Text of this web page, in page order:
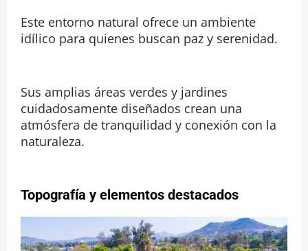
Este entorno natural ofrece un ambiente
idílico para quienes buscan paz y serenidad.
Sus amplias áreas verdes y jardines
cuidadosamente diseñados crean una
atmósfera de tranquilidad y conexión con la
naturaleza.
Topografía y elementos destacados